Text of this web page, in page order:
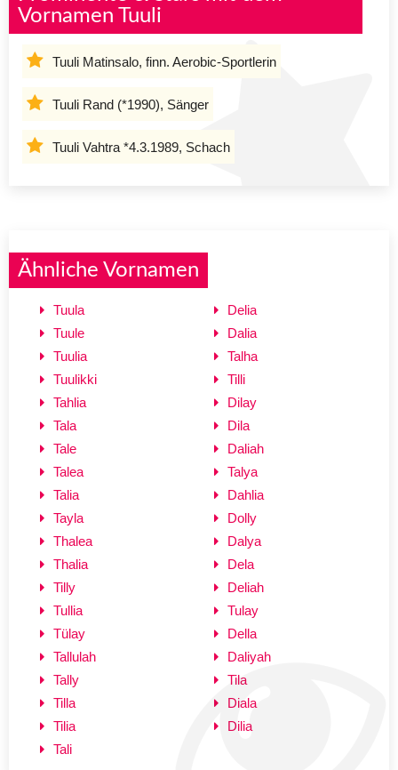
Vornamen Tuuli
Tuuli Matinsalo, finn. Aerobic-Sportlerin
Tuuli Rand (*1990), Sänger
Tuuli Vahtra *4.3.1989, Schach
Ähnliche Vornamen
Tuula
Tuule
Tuulia
Tuulikki
Tahlia
Tala
Tale
Talea
Talia
Tayla
Thalea
Thalia
Tilly
Tullia
Tülay
Tallulah
Tally
Tilla
Tilia
Tali
Delia
Dalia
Talha
Tilli
Dilay
Dila
Daliah
Talya
Dahlia
Dolly
Dalya
Dela
Deliah
Tulay
Della
Daliyah
Tila
Diala
Dilia